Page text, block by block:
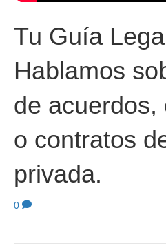
Tu Guía
Hablamos
de acuerdos,
o contratos
privada.
0